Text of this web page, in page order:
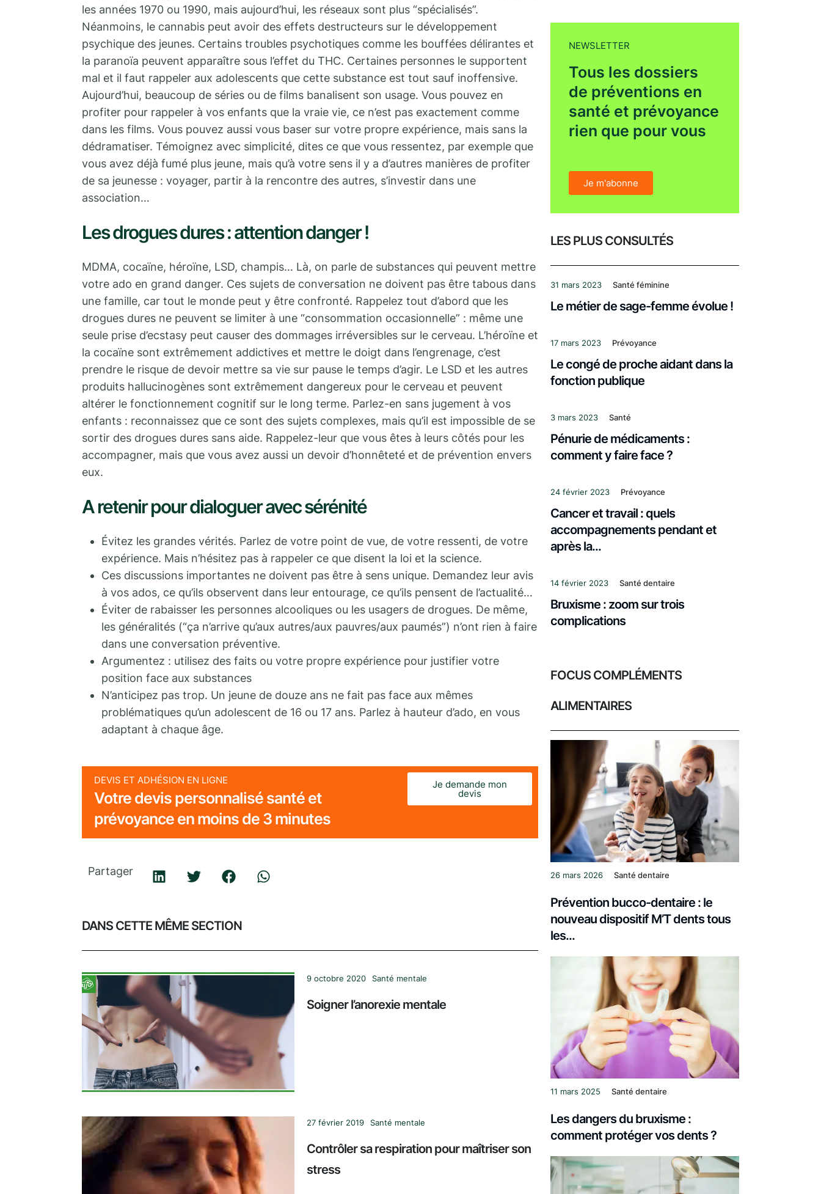
les années 1970 ou 1990, mais aujourd’hui, les réseaux sont plus “spécialisés”.
Néanmoins, le cannabis peut avoir des effets destructeurs sur le développement
psychique des jeunes. Certains troubles psychotiques comme les bouffées délirantes et
la paranoïa peuvent apparaître sous l’effet du THC. Certaines personnes le supportent
mal et il faut rappeler aux adolescents que cette substance est tout sauf inoffensive.
Aujourd’hui, beaucoup de séries ou de films banalisent son usage. Vous pouvez en
profiter pour rappeler à vos enfants que la vraie vie, ce n’est pas exactement comme
dans les films. Vous pouvez aussi vous baser sur votre propre expérience, mais sans la
dédramatiser. Témoignez avec simplicité, dites ce que vous ressentez, par exemple que
vous avez déjà fumé plus jeune, mais qu’à votre sens il y a d’autres manières de profiter
de sa jeunesse : voyager, partir à la rencontre des autres, s’investir dans une
association…
Les drogues dures : attention danger !
MDMA, cocaïne, héroïne, LSD, champis… Là, on parle de substances qui peuvent mettre
votre ado en grand danger. Ces sujets de conversation ne doivent pas être tabous dans
une famille, car tout le monde peut y être confronté. Rappelez tout d’abord que les
drogues dures ne peuvent se limiter à une “consommation occasionnelle” : même une
seule prise d’ecstasy peut causer des dommages irréversibles sur le cerveau. L’héroïne et
la cocaïne sont extrêmement addictives et mettre le doigt dans l’engrenage, c’est
prendre le risque de devoir mettre sa vie sur pause le temps d’agir. Le LSD et les autres
produits hallucinogènes sont extrêmement dangereux pour le cerveau et peuvent
altérer le fonctionnement cognitif sur le long terme. Parlez-en sans jugement à vos
enfants : reconnaissez que ce sont des sujets complexes, mais qu’il est impossible de se
sortir des drogues dures sans aide. Rappelez-leur que vous êtes à leurs côtés pour les
accompagner, mais que vous avez aussi un devoir d’honnêteté et de prévention envers
eux.
A retenir pour dialoguer avec sérénité
Évitez les grandes vérités. Parlez de votre point de vue, de votre ressenti, de votre
expérience. Mais n’hésitez pas à rappeler ce que disent la loi et la science.
Ces discussions importantes ne doivent pas être à sens unique. Demandez leur avis
à vos ados, ce qu’ils observent dans leur entourage, ce qu’ils pensent de l’actualité…
Éviter de rabaisser les personnes alcooliques ou les usagers de drogues. De même,
les généralités (“ça n’arrive qu’aux autres/aux pauvres/aux paumés”) n’ont rien à faire
dans une conversation préventive.
Argumentez : utilisez des faits ou votre propre expérience pour justifier votre
position face aux substances
N’anticipez pas trop. Un jeune de douze ans ne fait pas face aux mêmes
problématiques qu’un adolescent de 16 ou 17 ans. Parlez à hauteur d’ado, en vous
adaptant à chaque âge.
DEVIS ET ADHÉSION EN LIGNE
Votre devis personnalisé santé et
prévoyance en moins de 3 minutes
Je demande mon
devis
Partager
DANS CETTE MÊME SECTION
9 octobre 2020 Santé mentale
Soigner l’anorexie mentale
27 février 2019 Santé mentale
Contrôler sa respiration pour maîtriser son
stress
NEWSLETTER
Tous les dossiers
de préventions en
santé et prévoyance
rien que pour vous
Je m'abonne
LES PLUS CONSULTÉS
31 mars 2023 Santé féminine
Le métier de sage-femme évolue !
17 mars 2023 Prévoyance
Le congé de proche aidant dans la
fonction publique
3 mars 2023 Santé
Pénurie de médicaments :
comment y faire face ?
24 février 2023 Prévoyance
Cancer et travail : quels
accompagnements pendant et
après la...
14 février 2023 Santé dentaire
Bruxisme : zoom sur trois
complications
FOCUS COMPLÉMENTS
ALIMENTAIRES
26 mars 2026 Santé dentaire
Prévention bucco-dentaire : le
nouveau dispositif M’T dents tous
les...
11 mars 2025 Santé dentaire
Les dangers du bruxisme :
comment protéger vos dents ?